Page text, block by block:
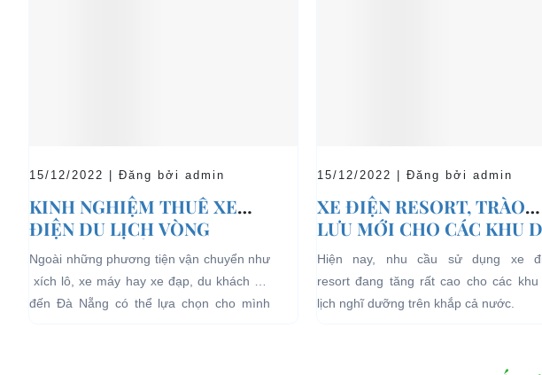
15/12/2022 | Đăng bởi admin
KINH NGHIỆM THUÊ XE
ĐIỆN DU LỊCH VÒNG
QUANH ĐÀ NẴNG
Ngoài những phương tiện vận chuyển như
xích lô, xe máy hay xe đạp, du khách khi
đến Đà Nẵng có thể lựa chọn cho mình
15/12/2022 | Đăng bởi admin
XE ĐIỆN RESORT, TRÀO
LƯU MỚI CHO CÁC KHU
LỊCH NGHĨ DƯỠNG.
Hiện nay, nhu cầu sử dụng xe
resort đang tăng rất cao cho các khu
lịch nghĩ dưỡng trên khắp cả nước.